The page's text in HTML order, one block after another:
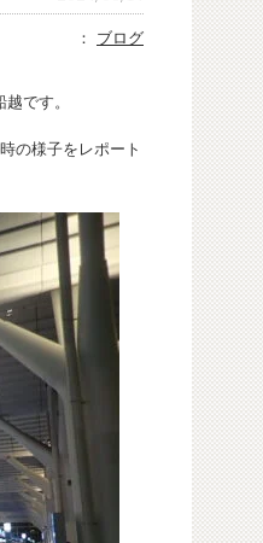
： ブログ
です。
の様子をレポート